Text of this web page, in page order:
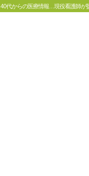
40代からの医療情報…現役看護師が